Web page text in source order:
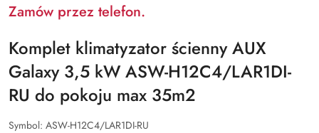
Zamów przez telefon.
Komplet klimatyzator ścienny AUX
Galaxy 3,5 kW ASW-H12C4/LAR1DI-
RU do pokoju max 35m2
Symbol: ASW-H12C4/LAR1DI-RU